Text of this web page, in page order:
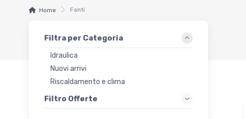
Home Fanti
Filtra per Categoria
Idraulica
Nuovi arrivi
Riscaldamento e clima
Filtro Offerte